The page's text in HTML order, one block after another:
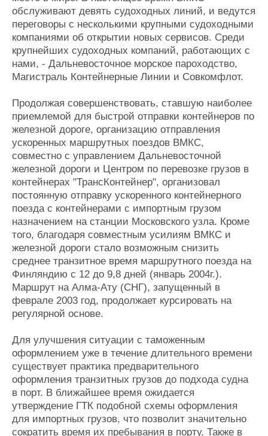
обслуживают девять судоходных линий, и ведутся
переговоры с несколькими крупными судоходными
компаниями об открытии новых сервисов. Среди
крупнейших судоходных компаний, работающих с
нами, - Дальневосточное морское пароходство,
Магистраль Контейнерные Линии и Совкомфлот.
Продолжая совершенствовать, ставшую наиболее
приемлемой для быстрой отправки контейнеров по
железной дороге, организацию отправления
ускоренных маршрутных поездов ВМКС,
совместно с управлением Дальневосточной
железной дороги и Центром по перевозке грузов в
контейнерах "ТрансКонтейнер", организовал
постоянную отправку ускоренного контейнерного
поезда с контейнерами с импортным грузом
назначением на станции Московского узла. Кроме
того, благодаря совместным усилиям ВМКС и
железной дороги стало возможным снизить
среднее транзитное время маршрутного поезда на
Финляндию с 12 до 9,8 дней (январь 2004г.).
Маршрут на Алма-Ату (СНГ), запущенный в
феврале 2003 год, продолжает курсировать на
регулярной основе.
Для улучшения ситуации с таможенным
оформлением уже в течение длительного времени
существует практика предварительного
оформления транзитных грузов до подхода судна
в порт. В ближайшее время ожидается
утверждение ГТК подобной схемы оформления
для импортных грузов, что позволит значительно
сократить время их пребывания в порту. Также в